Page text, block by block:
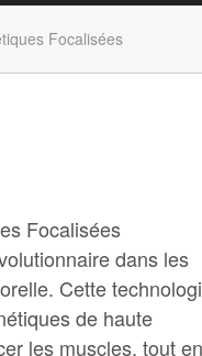
Focalisées
Focalisées
dans les
Cette
de haute
les muscles, tout en